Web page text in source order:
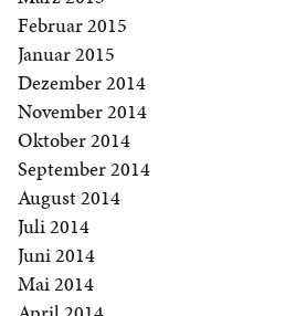
Februar 2015
Januar 2015
Dezember 2014
November 2014
Oktober 2014
September 2014
August 2014
Juli 2014
Juni 2014
Mai 2014